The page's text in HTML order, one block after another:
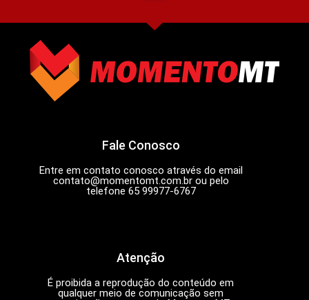
Fale Conosco
Entre em contato conosco através do email
contato@momentomt.com.brou pelo
telefone 65 99977-6767
Atenção
É proibida a reprodução do conteúdo em
qualquer meio de comunicação sem